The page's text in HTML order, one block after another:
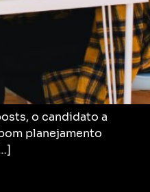
o candidato a
planejamento